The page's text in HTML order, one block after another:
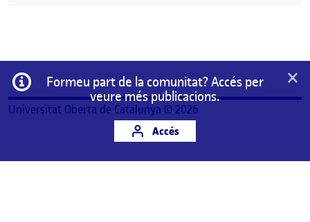
Informació
Formeu part de la comunitat? Accés per
veure més publicacions.
Accés
×
Universitat Oberta de Catalunya © 2026